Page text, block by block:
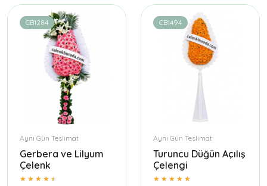
CB1284
Aynı Gün Teslimat
Gerbera ve Lilyum
Çelenk
CB1494
Aynı Gün Teslimat
Turuncu Düğün Açılış
Çelengi